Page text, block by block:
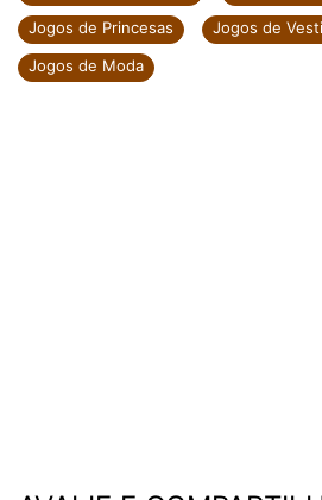
Jogos de Princesas
Jogos de
Jogos de Moda